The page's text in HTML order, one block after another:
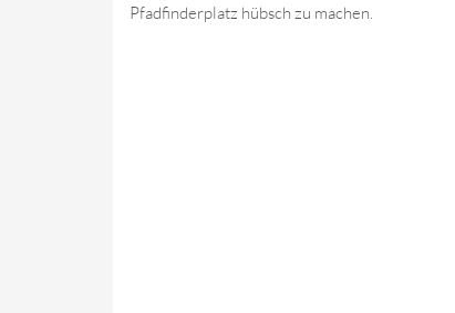
Pfadfinderplatz hübsch zu machen.